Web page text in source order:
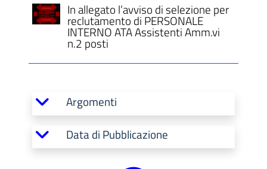
In allegato l’avviso di selezione per
reclutamento di PERSONALE
INTERNO ATA Assistenti Amm.vi
n.2 posti
Argomenti
Data di Pubblicazione